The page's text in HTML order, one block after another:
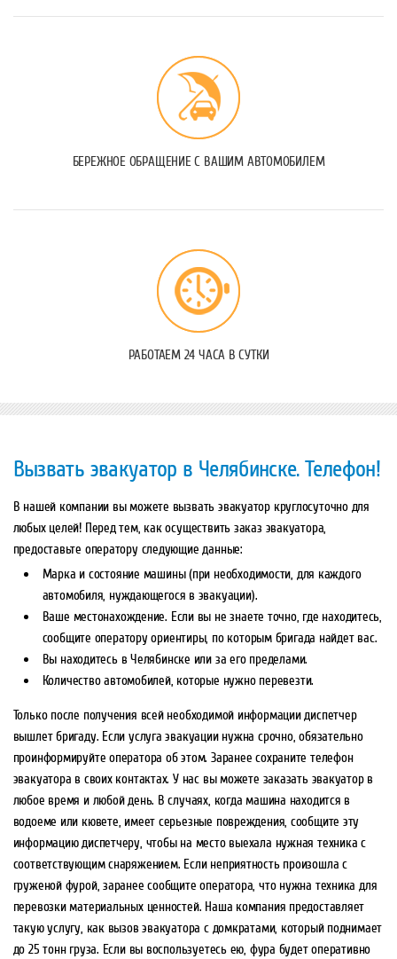
БЕРЕЖНОЕ ОБРАЩЕНИЕ С ВАШИМ АВТОМОБИЛЕМ
РАБОТАЕМ 24 ЧАСА В СУТКИ
Вызвать эвакуатор в Челябинске. Телефон!
В нашей компании вы можете вызвать эвакуатор круглосуточно для
любых целей! Перед тем, как осуществить заказ эвакуатора,
предоставьте оператору следующие данные:
Марка и состояние машины (при необходимости, для каждого
автомобиля, нуждающегося в эвакуации).
Ваше местонахождение. Если вы не знаете точно, где находитесь,
сообщите оператору ориентиры, по которым бригада найдет вас.
Вы находитесь в Челябинске или за его пределами.
Количество автомобилей, которые нужно перевезти.
Только после получения всей необходимой информации диспетчер
вышлет бригаду. Если услуга эвакуации нужна срочно, обязательно
проинформируйте оператора об этом. Заранее сохраните телефон
эвакуатора в своих контактах. У нас вы можете заказать эвакуатор в
любое время и любой день. В случаях, когда машина находится в
водоеме или кювете, имеет серьезные повреждения, сообщите эту
информацию диспетчеру, чтобы на место выехала нужная техника с
соответствующим снаряжением. Если неприятность произошла с
груженой фурой, заранее сообщите оператора, что нужна техника для
перевозки материальных ценностей. Наша компания предоставляет
такую услугу, как вызов эвакуатора с домкратами, который поднимает
до 25 тонн груза. Если вы воспользуетесь ею, фура будет оперативно